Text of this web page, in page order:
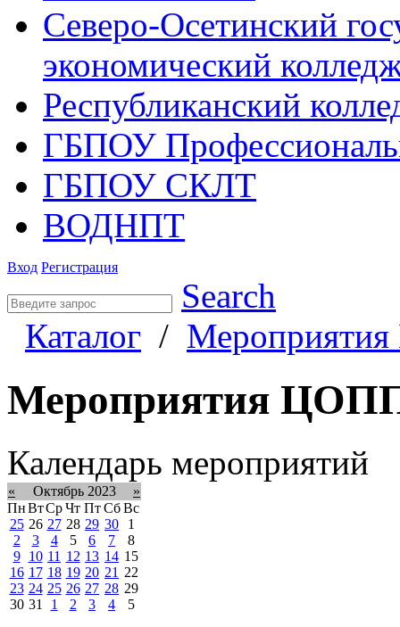
Северо-Осетинский
экономический
Республиканский
ГБПОУ
ГБПОУ СКЛТ
ВОДНПТ
Вход Регистрация
Search
Каталог /
Мероприятия
Календарь мероприятий
« Октябрь 2023
»
ПнВтСрЧт Пт Сб Вс
25 26 27 28 29 30
1
2
3 4 5 6 7
8
9
10 11 12 13 14 15
16 17 18 19 20 21 22
23 24 25 26 27 28 29
30 31 1 2 3 4 5